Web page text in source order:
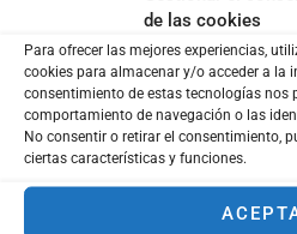
de las cookies
Para ofrecer las mejores experiencias,
cookies para almacenar y/o acceder a la
consentimiento de estas tecnologías nos
comportamiento de navegación o las
No consentir o retirar el consentimiento,
ciertas características y funciones.
Curs d’itervenció
Amposta
Deja un comentario/Sin categoría/
17 de novembre, de 10h a 14h.
psicosocial amb homes i nois